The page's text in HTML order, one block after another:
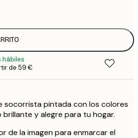
hábiles
de 59 €
socorrista pintada con los colores
y alegre para tu hogar.
de la imagen para enmarcar el